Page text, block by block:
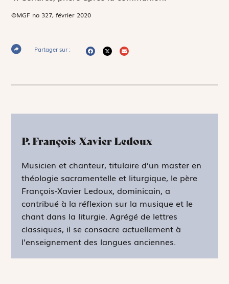
©MGF no 327, février 2020
Partager sur :
P. François-Xavier Ledoux
Musicien et chanteur, titulaire d’un master en
théologie sacramentelle et liturgique, le père
François-Xavier Ledoux, dominicain, a
contribué à la réflexion sur la musique et le
chant dans la liturgie. Agrégé de lettres
classiques, il se consacre actuellement à
l’enseignement des langues anciennes.